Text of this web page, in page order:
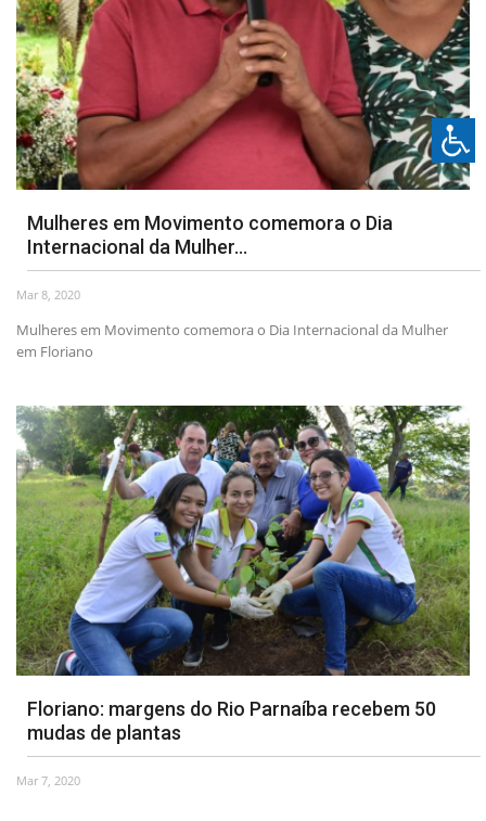
Mulheres em Movimento comemora o Dia
Internacional da Mulher...
Mar 8, 2020
Mulheres em Movimento comemora o Dia Internacional da Mulher
em Floriano
Floriano: margens do Rio Parnaíba recebem 50
mudas de plantas
Mar 7, 2020